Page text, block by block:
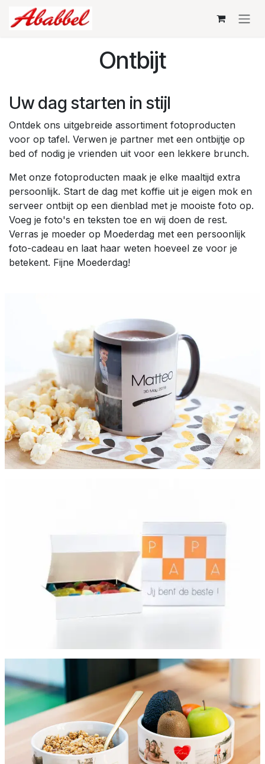
Overslaan naar inhoud
Ontbijt
Uw dag starten in stijl
Ontdek ons uitgebreide assortiment fotoproducten
voor op tafel. Verwen je partner met een ontbijtje op
bed of nodig je vrienden uit voor een lekkere brunch.
Met onze fotoproducten maak je elke maaltijd extra
persoonlijk. Start de dag met koffie uit je eigen mok en
serveer ontbijt op een dienblad met je mooiste foto op.
Voeg je foto's en teksten toe en wij doen de rest.
Verras je moeder op Moederdag met een persoonlijk
foto-cadeau en laat haar weten hoeveel ze voor je
betekent. Fijne Moederdag!